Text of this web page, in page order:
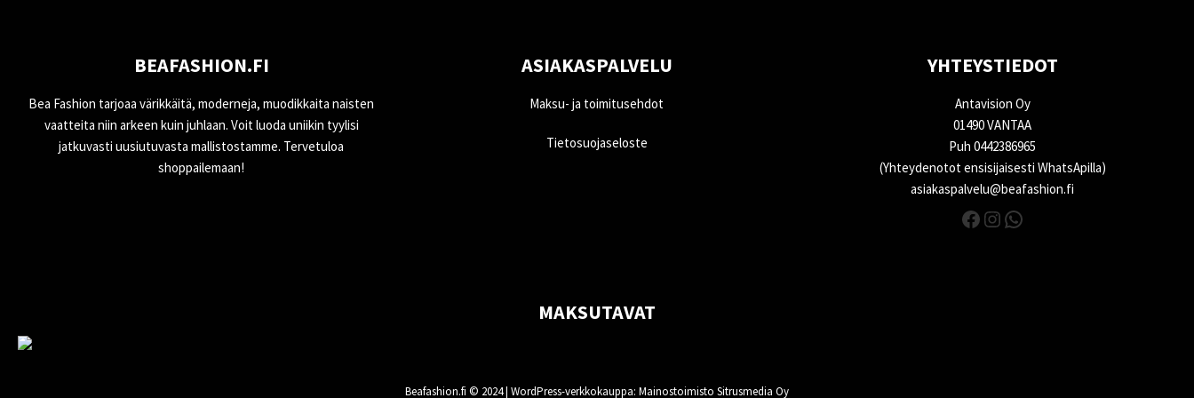
BEAFASHION.FI
Bea Fashion tarjoaa värikkäitä, moderneja, muodikkaita naisten
vaatteita niin arkeen kuin juhlaan. Voit luoda uniikin tyylisi
jatkuvasti uusiutuvasta mallistostamme. Tervetuloa
shoppailemaan!
ASIAKASPALVELU
Maksu- ja toimitusehdot
Tietosuojaseloste
YHTEYSTIEDOT
Antavision Oy
01490 VANTAA
Puh 0442386965
(Yhteydenotot ensisijaisesti WhatsApilla)
asiakaspalvelu@beafashion.fi
Facebook
Instagram
WhatsApp
MAKSUTAVAT
Beafashion.fi © 2024 | WordPress-verkkokauppa: Mainostoimisto Sitrusmedia Oy